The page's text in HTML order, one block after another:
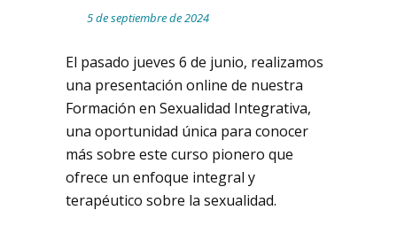
5 de septiembre de 2024
El pasado jueves 6 de junio, realizamos
una presentación online de nuestra
Formación en Sexualidad Integrativa,
una oportunidad única para conocer
más sobre este curso pionero que
ofrece un enfoque integral y
terapéutico sobre la sexualidad.